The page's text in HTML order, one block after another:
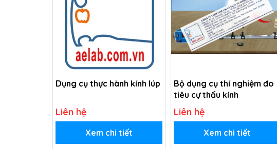
Dụng cụ thực hành kính lúp
Liên hệ
Xem chi tiết
Bộ dụng cụ thí nghiệm đo
tiêu cự thấu kính
Liên hệ
Xem chi tiết